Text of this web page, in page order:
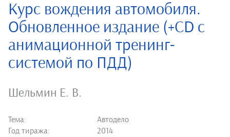
Курс вождения автомобиля.
Обновленное издание (+CD с
анимационной тренинг-
системой по ПДД)
Шельмин Е. В.
Тема:
Автодело
Год тиража:
2014